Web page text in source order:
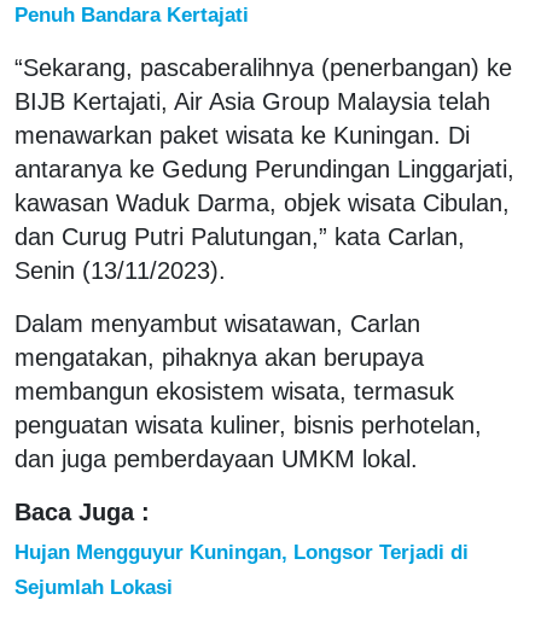
Penuh Bandara Kertajati
“Sekarang, pascaberalihnya (penerbangan) ke
BIJB Kertajati, Air Asia Group Malaysia telah
menawarkan paket wisata ke Kuningan. Di
antaranya ke Gedung Perundingan Linggarjati,
kawasan Waduk Darma, objek wisata Cibulan,
dan Curug Putri Palutungan,” kata Carlan,
Senin (13/11/2023).
Dalam menyambut wisatawan, Carlan
mengatakan, pihaknya akan berupaya
membangun ekosistem wisata, termasuk
penguatan wisata kuliner, bisnis perhotelan,
dan juga pemberdayaan UMKM lokal.
Baca Juga :
Hujan Mengguyur Kuningan, Longsor Terjadi di
Sejumlah Lokasi